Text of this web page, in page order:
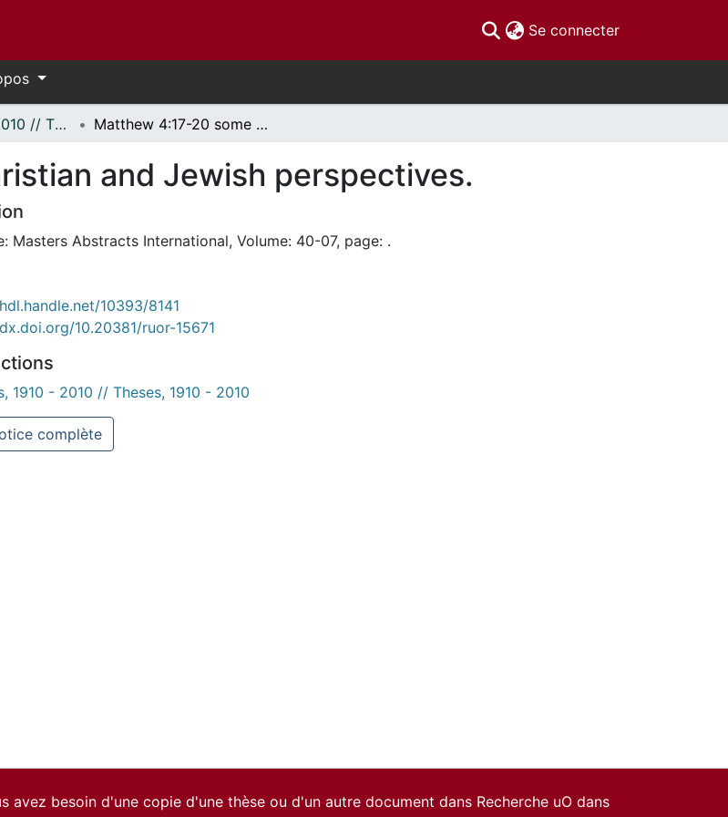
Se connecter(current)
Thèses, 1910 - 2010 // Theses, 1910 - 2010 Matthew 4:17-20 some Christian and Jewish perspectives.
and Jewish perspectives.
Masters Abstracts International, Volume: 40-07, page: .
10393/8141
10.20381/ruor-15671
1910 - 2010 // Theses, 1910 - 2010
complète
avez besoin d'une copie d'une thèse ou d'un autre document dans Recherche uO dans